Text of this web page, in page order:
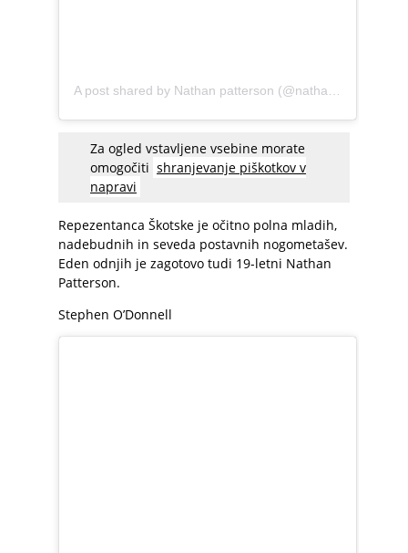
Za ogled vstavljene vsebine morate
omogočiti shranjevanje piškotkov v
napravi
Repezentanca Škotske je očitno polna mladih,
nadebudnih in seveda postavnih nogometašev.
Eden odnjih je zagotovo tudi 19-letni Nathan
Patterson.
Stephen O’Donnell